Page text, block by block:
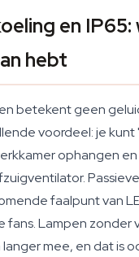
en
hebt
betekent geen
voordeel: je kunt
ophangen
faalpunt van
fans. Lampen zonder
mee, en dat is